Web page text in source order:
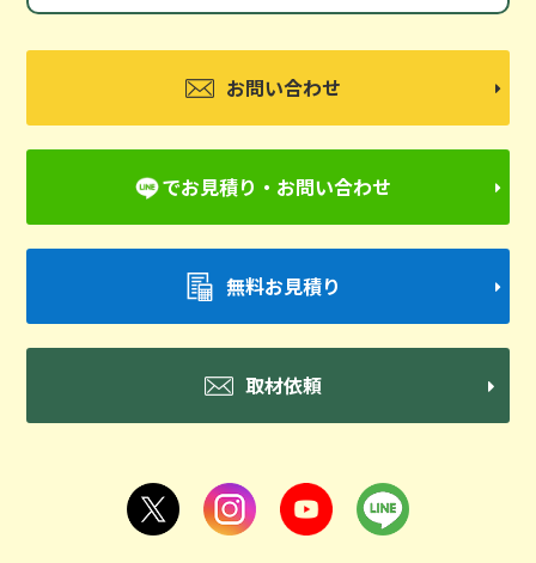
お問い合わせ
でお見積り・お問い合わせ
無料お見積り
取材依頼